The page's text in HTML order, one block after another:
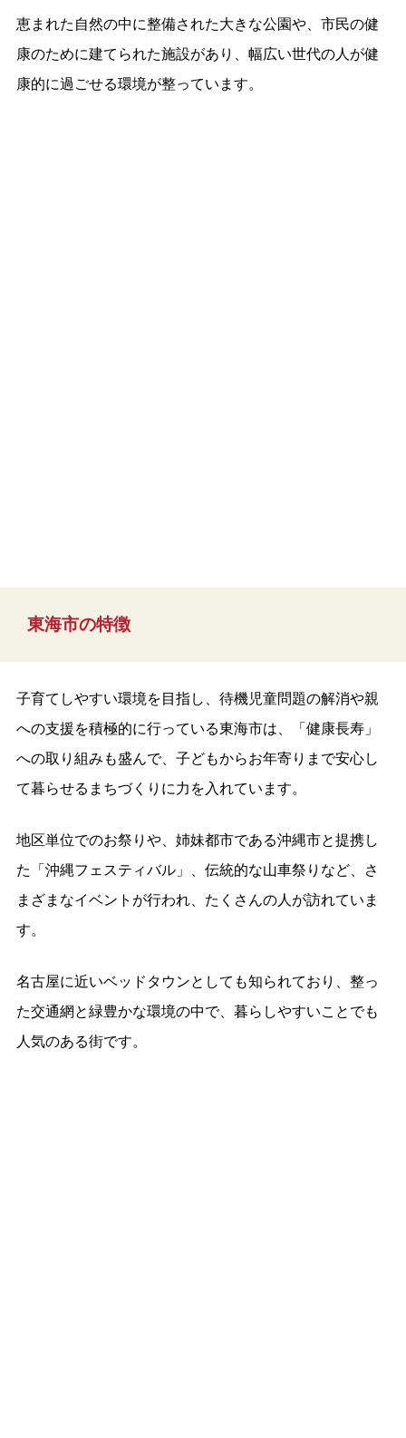
恵まれた自然の中に整備された大きな公園や、市民の健
康のために建てられた施設があり、幅広い世代の人が健
康的に過ごせる環境が整っています。
東海市の特徴
子育てしやすい環境を目指し、待機児童問題の解消や親
への支援を積極的に行っている東海市は、「健康長寿」
への取り組みも盛んで、子どもからお年寄りまで安心し
て暮らせるまちづくりに力を入れています。
地区単位でのお祭りや、姉妹都市である沖縄市と提携し
た「沖縄フェスティバル」、伝統的な山車祭りなど、さ
まざまなイベントが行われ、たくさんの人が訪れていま
す。
名古屋に近いベッドタウンとしても知られており、整っ
た交通網と緑豊かな環境の中で、暮らしやすいことでも
人気のある街です。